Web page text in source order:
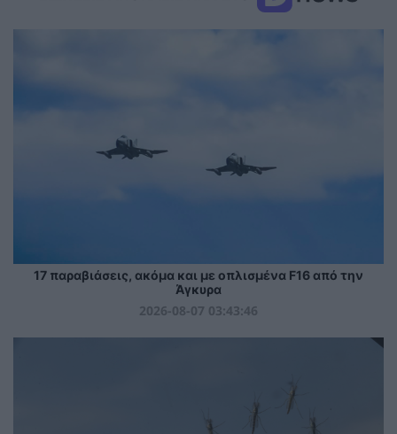
17 παραβιάσεις, ακόμα και με οπλισμένα F16 από την
Άγκυρα
2026-08-07 03:43:46